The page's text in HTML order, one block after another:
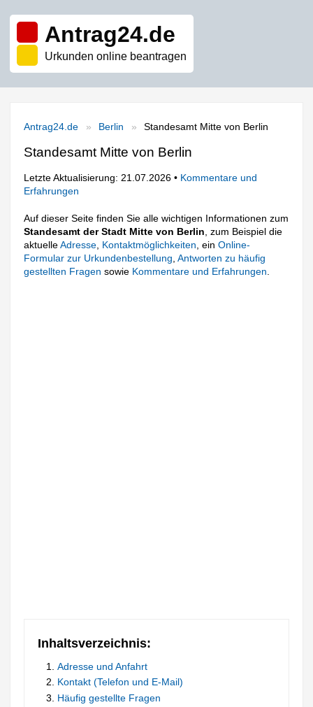
Antrag24.de
Urkunden online beantragen
Antrag24.de Berlin Standesamt Mitte von Berlin
Standesamt Mitte von Berlin
Letzte Aktualisierung: 21.07.2026 • Kommentare und
Erfahrungen
Auf dieser Seite finden Sie alle wichtigen Informationen zum
Standesamt der Stadt Mitte von Berlin , zum Beispiel die
aktuelleAdresse Kontaktmöglichkeiten , einOnline-
Formular zur Urkundenbestellung ,Antworten zu häufig
gestellten Fragen sowie Kommentare und Erfahrungen
Inhaltsverzeichnis:
Adresse und Anfahrt
Kontakt (Telefon und E-Mail)
Häufig gestellte Fragen